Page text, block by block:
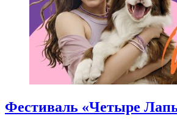
Фестиваль «Четыре